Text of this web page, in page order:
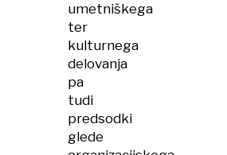
umetniškega
ter
kulturnega
delovanja
pa
tudi
predsodki
glede